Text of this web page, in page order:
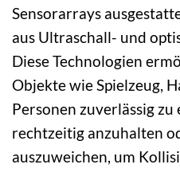
Sensorarrays
aus Ultraschall- und
Diese Technologien
Objekte wie Spielzeug,
Personen zuverlässig zu
rechtzeitig anzuhalten
auszuweichen, um